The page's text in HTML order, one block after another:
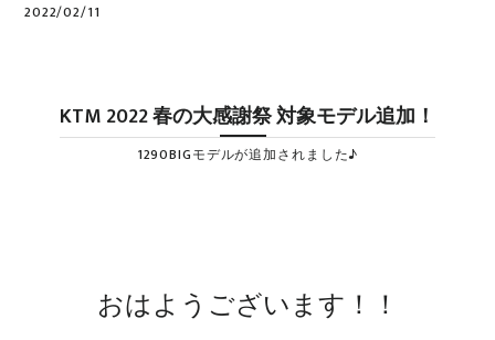
2022/02/11
KTM 2022 春の大感謝祭 対象モデル追加！
1290BIGモデルが追加されました♪
おはようございます！！